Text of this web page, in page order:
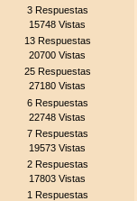
3 Respuestas
15748 Vistas
13 Respuestas
20700 Vistas
25 Respuestas
27180 Vistas
6 Respuestas
22748 Vistas
7 Respuestas
19573 Vistas
2 Respuestas
17803 Vistas
1 Respuestas